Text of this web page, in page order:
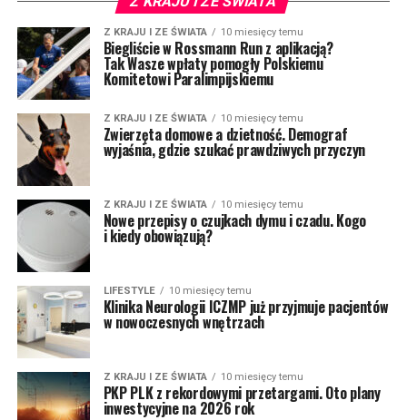
Z KRAJU I ZE ŚWIATA 10 miesięcy temu
Biegliście w Rossmann Run z aplikacją?
Tak Wasze wpłaty pomogły Polskiemu
Komitetowi Paralimpijskiemu
Z KRAJU I ZE ŚWIATA 10 miesięcy temu
Zwierzęta domowe a dzietność. Demograf
wyjaśnia, gdzie szukać prawdziwych przyczyn
Z KRAJU I ZE ŚWIATA 10 miesięcy temu
Nowe przepisy o czujkach dymu i czadu. Kogo
i kiedy obowiązują?
LIFESTYLE 10 miesięcy temu
Klinika Neurologii ICZMP już przyjmuje pacjentów
w nowoczesnych wnętrzach
Z KRAJU I ZE ŚWIATA 10 miesięcy temu
PKP PLK z rekordowymi przetargami. Oto plany
inwestycyjne na 2026 rok